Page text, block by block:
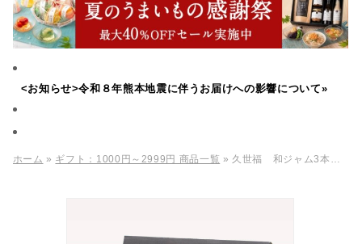
<お知らせ>令和８年熊本地震に伴うお届けへの影響について»
ホーム » ギフト：1000円～2999円 商品一覧 » 久世福 和ジャム3本ギフトA